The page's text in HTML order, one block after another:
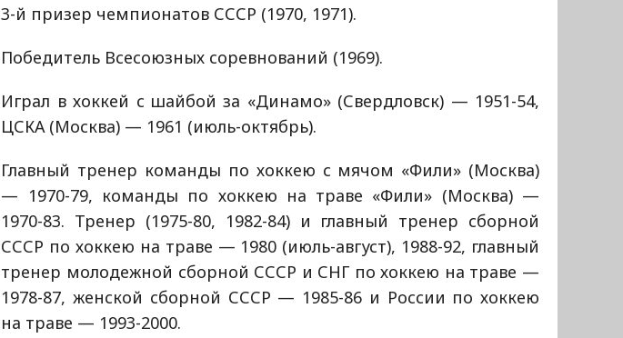
3-й призер чемпионатов СССР (1970, 1971).
Победитель Всесоюзных соревнований (1969).
Играл в хоккей с шайбой за «Динамо» (Свердловск) — 1951-54,
ЦСКА (Москва) — 1961 (июль-октябрь).
Главный тренер команды по хоккею с мячом «Фили» (Москва)
— 1970-79, команды по хоккею на траве «Фили» (Москва) —
1970-83. Тренер (1975-80, 1982-84) и главный тренер сборной
СССР по хоккею на траве — 1980 (июль-август), 1988-92, главный
тренер молодежной сборной СССР и СНГ по хоккею на траве —
1978-87, женской сборной СССР — 1985-86 и России по хоккею
на траве — 1993-2000.